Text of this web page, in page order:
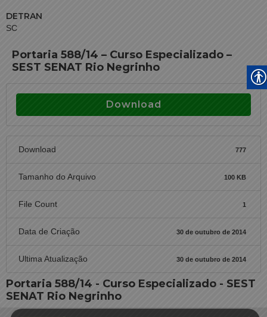
DETRAN
SC
Portaria 588/14 – Curso Especializado –
SEST SENAT Rio Negrinho
Download
Download 777
Tamanho do Arquivo 100 KB
File Count 1
Data de Criação 30 de outubro de 2014
Ultima Atualização 30 de outubro de 2014
Portaria 588/14 - Curso Especializado - SEST
SENAT Rio Negrinho